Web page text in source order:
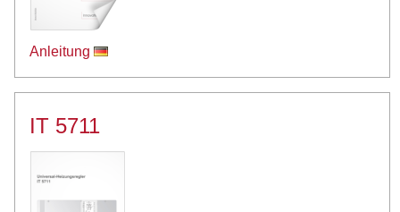
Anleitung
IT 5711